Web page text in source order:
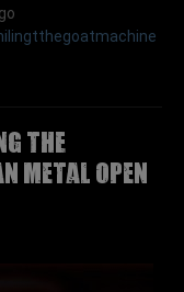
THE
Metal Open